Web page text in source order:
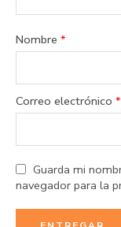
Nombre *
Correo electrónico *
Guarda mi
navegador para la